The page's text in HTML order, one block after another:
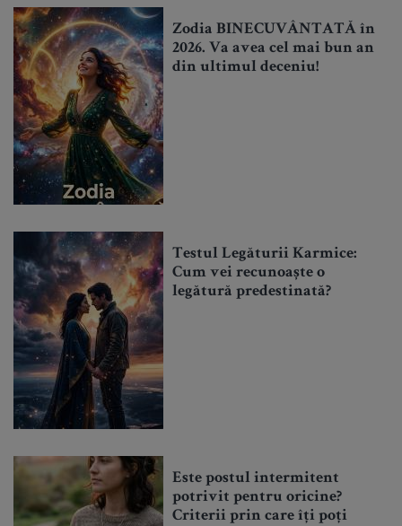
Zodia BINECUVÂNTATĂ în
2026. Va avea cel mai bun an
din ultimul deceniu!
Testul Legăturii Karmice:
Cum vei recunoaște o
legătură predestinată?
Este postul intermitent
potrivit pentru oricine?
Criterii prin care îți poți